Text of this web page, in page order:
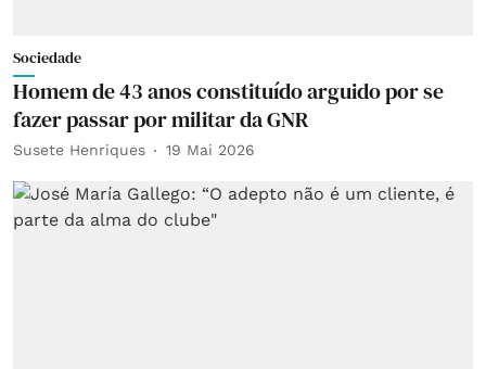
Sociedade
Homem de 43 anos constituído arguido por se
fazer passar por militar da GNR
Susete Henriques 19 Mai 2026